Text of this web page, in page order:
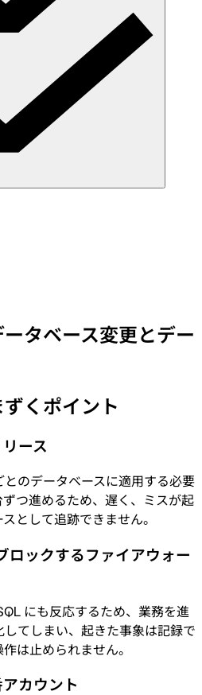
キング。ジャストインタイム。
スコンプライアンス
ロー。ポリシー適用。
パイプライン。ID。
金融
製造業
ゲーム
Web3
Liquibase
メント
はじめに
Terraform
タベース変更とデー
くポイント
ース
のデータベースに適用する必要
つ進めるため、遅く、ミスが起
として追跡できません。
ロックするファイアウォー
にも反応するため、業務を進
てしまい、起きた事象は記録で
は止められません。
カウント